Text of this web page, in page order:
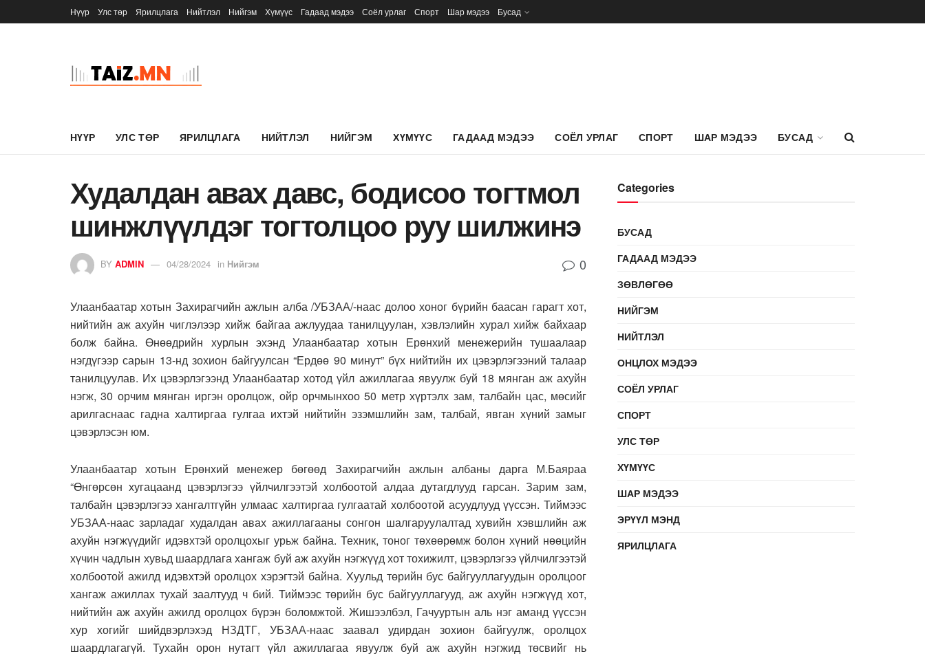
Нүүр Улс төр Ярилцлага Нийтлэл Нийгэм Хүмүүс Гадаад мэдээ Соёл урлаг Спорт Шар мэдээ Бусад
НҮҮР УЛС ТӨР ЯРИЛЦЛАГА НИЙТЛЭЛ НИЙГЭМ ХҮМҮҮС ГАДААД МЭДЭЭ СОЁЛ УРЛАГ СПОРТ ШАР МЭДЭЭ БУСАД
Худалдан авах давс, бодисоо тогтмол
шинжлүүлдэг тогтолцоо руу шилжинэ
BY ADMIN 04/28/2024 in Нийгэм 0
Улаанбаатар хотын Захирагчийн ажлын алба /УБЗАА/-наас долоо хоног бүрийн баасан гарагт хот,
нийтийн аж ахуйн чиглэлээр хийж байгаа ажлуудаа танилцуулан, хэвлэлийн хурал хийж байхаар
болж байна. Өнөөдрийн хурлын эхэнд Улаанбаатар хотын Ерөнхий менежерийн тушаалаар
нэгдүгээр сарын 13-нд зохион байгуулсан “Ердөө 90 минут” бүх нийтийн их цэвэрлэгээний талаар
танилцуулав. Их цэвэрлэгээнд Улаанбаатар хотод үйл ажиллагаа явуулж буй 18 мянган аж ахуйн
нэгж, 30 орчим мянган иргэн оролцож, ойр орчмынхоо 50 метр хүртэлх зам, талбайн цас, мөсийг
арилгаснаас гадна халтиргаа гулгаа ихтэй нийтийн эзэмшлийн зам, талбай, явган хүний замыг
цэвэрлэсэн юм.
Улаанбаатар хотын Ерөнхий менежер бөгөөд Захирагчийн ажлын албаны дарга М.Баяраа
“Өнгөрсөн хугацаанд цэвэрлэгээ үйлчилгээтэй холбоотой алдаа дутагдлууд гарсан. Зарим зам,
талбайн цэвэрлэгээ хангалтгүйн улмаас халтиргаа гулгаатай холбоотой асуудлууд үүссэн. Тиймээс
УБЗАА-наас зарладаг худалдан авах ажиллагааны сонгон шалгаруулалтад хувийн хэвшлийн аж
ахуйн нэгжүүдийг идэвхтэй оролцохыг урьж байна. Техник, тоног төхөөрөмж болон хүний нөөцийн
хүчин чадлын хувьд шаардлага хангаж буй аж ахуйн нэгжүүд хот тохижилт, цэвэрлэгээ үйлчилгээтэй
холбоотой ажилд идэвхтэй оролцох хэрэгтэй байна. Хуульд төрийн бус байгууллагуудын оролцоог
хангаж ажиллах тухай заалтууд ч бий. Тиймээс төрийн бус байгууллагууд, аж ахуйн нэгжүүд хот,
нийтийн аж ахуйн ажилд оролцох бүрэн боломжтой. Жишээлбэл, Гачууртын аль нэг аманд үүссэн
хур хогийг шийдвэрлэхэд НЗДТГ, УБЗАА-наас заавал удирдан зохион байгуулж, оролцох
шаардлагагүй. Тухайн орон нутагт үйл ажиллагаа явуулж буй аж ахуйн нэгжид төсвийг нь
Categories
БУСАД
ГАДААД МЭДЭЭ
ЗӨВЛӨГӨӨ
НИЙГЭМ
НИЙТЛЭЛ
ОНЦЛОХ МЭДЭЭ
СОЁЛ УРЛАГ
СПОРТ
УЛС ТӨР
ХҮМҮҮС
ШАР МЭДЭЭ
ЭРҮҮЛ МЭНД
ЯРИЛЦЛАГА